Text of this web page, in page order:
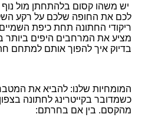
יש משהו קסום בלהתחתן מול
לכם את החופה שלכם על רקע
ריקודי החתונה תחת כיפת
מציע את המרחבים היפים ביותר
בדיוק איך להפוך אותם למתחם
המומחיות שלנו: להביא את
כשמדובר בקייטרינג לחתונה
מהקסם. בין אם בחרתם: